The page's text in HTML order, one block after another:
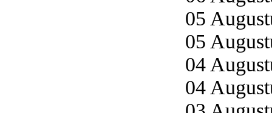
05
05
04
04